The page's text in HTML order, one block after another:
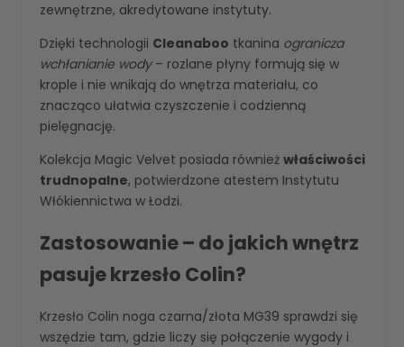
zewnętrzne, akredytowane instytuty.
Dzięki technologii Cleanaboo tkanina ogranicza
wchłanianie wody– rozlane płyny formują się w
krople i nie wnikają do wnętrza materiału, co
znacząco ułatwia czyszczenie i codzienną
pielęgnację.
Kolekcja Magic Velvet posiada również właściwości
trudnopalne, potwierdzone atestem Instytutu
Włókiennictwa w Łodzi.
Zastosowanie – do jakich wnętrz
pasuje krzesło Colin?
Krzesło Colin noga czarna/złota MG39 sprawdzi się
wszędzie tam, gdzie liczy się połączenie wygody i